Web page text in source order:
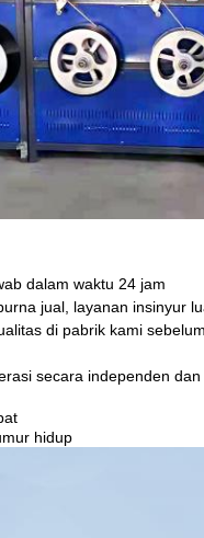
dalam waktu 24 jam
jual, layanan insinyur
di pabrik kami
secara independen
hidup